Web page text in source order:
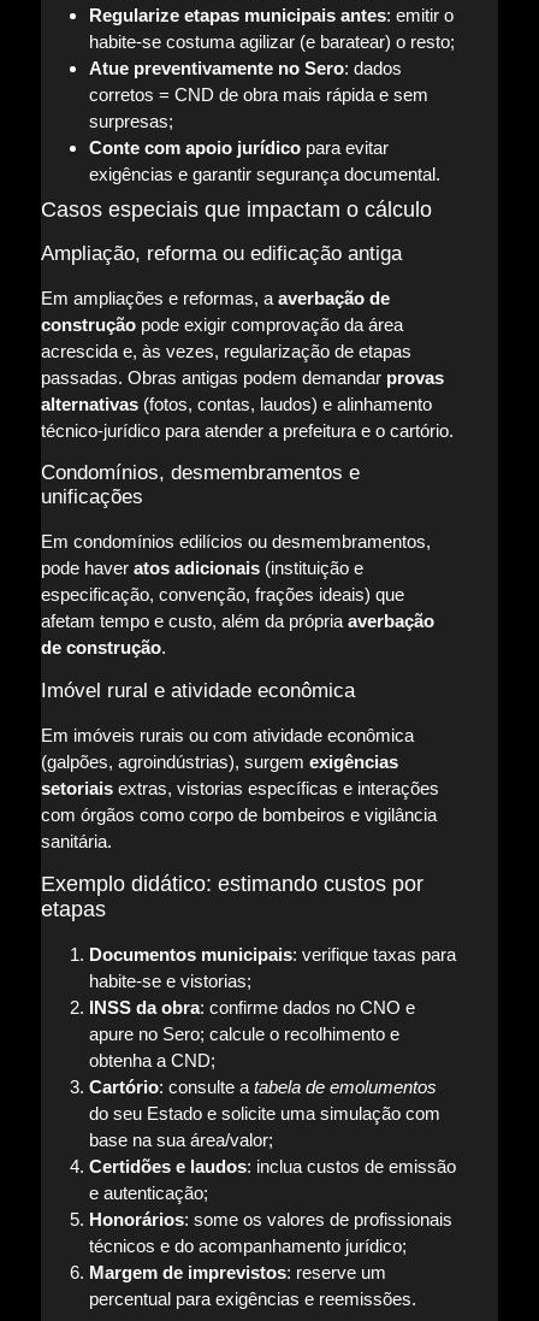
Regularize etapas municipais antes: emitir o
habite-se costuma agilizar (e baratear) o resto;
Atue preventivamente no Sero: dados
corretos = CND de obra mais rápida e sem
surpresas;
Conte com apoio jurídicopara evitar
exigências e garantir segurança documental.
Casos especiais que impactam o cálculo
Ampliação, reforma ou edificação antiga
Em ampliações e reformas, a averbação de
construçãopode exigir comprovação da área
acrescida e, às vezes, regularização de etapas
passadas. Obras antigas podem demandar provas
alternativas(fotos, contas, laudos) e alinhamento
técnico-jurídico para atender a prefeitura e o cartório.
Condomínios, desmembramentos e
unificações
Em condomínios edilícios ou desmembramentos,
pode haver atos adicionais(instituição e
especificação, convenção, frações ideais) que
afetam tempo e custo, além da própria averbação
de construção.
Imóvel rural e atividade econômica
Em imóveis rurais ou com atividade econômica
(galpões, agroindústrias), surgem exigências
setoriaisextras, vistorias específicas e interações
com órgãos como corpo de bombeiros e vigilância
sanitária.
Exemplo didático: estimando custos por
etapas
Documentos municipais: verifique taxas para
habite-se e vistorias;
INSS da obra: confirme dados no CNO e
apure no Sero; calcule o recolhimento e
obtenha a CND;
Cartório: consulte a tabela de emolumentos
do seu Estado e solicite uma simulação com
base na sua área/valor;
Certidões e laudos: inclua custos de emissão
e autenticação;
Honorários: some os valores de profissionais
técnicos e do acompanhamento jurídico;
Margem de imprevistos: reserve um
percentual para exigências e reemissões.